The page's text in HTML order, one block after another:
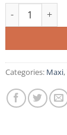
TIT83 quantity
Categories: Maxi,